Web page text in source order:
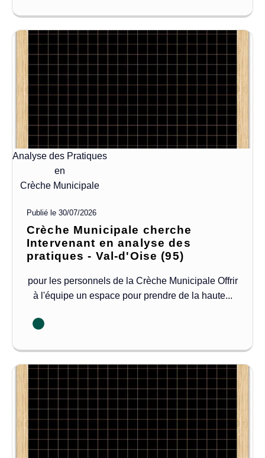
Analyse des Pratiques
en
Crèche Municipale
Publié le 30/07/2026
Crèche Municipale cherche
Intervenant en analyse des
pratiques - Val-d'Oise (95)
pour les personnels de la Crèche Municipale Offrir
à l'équipe un espace pour prendre de la haute...